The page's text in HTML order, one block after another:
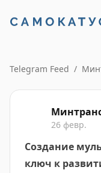
Telegram Feed /
26 февр.
Создание
ключ к